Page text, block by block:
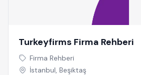
Turkeyfirms Firma Rehberi
Firma Rehberi
İstanbul, Beşiktaş